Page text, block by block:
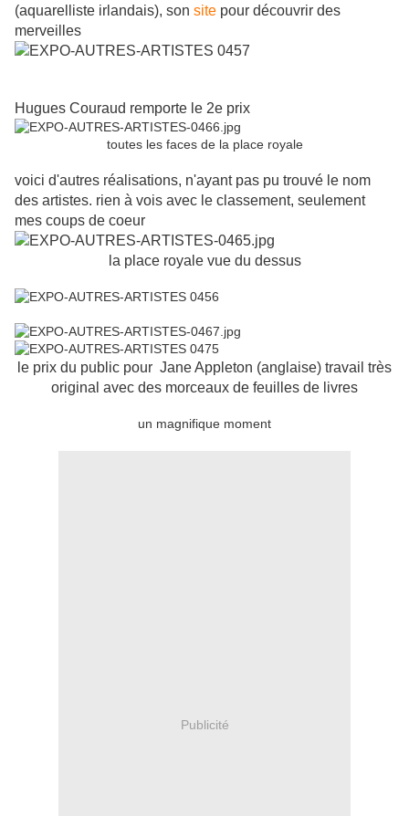
(aquarelliste irlandais), son site pour découvrir des
merveilles
Hugues Couraud remporte le 2e prix
toutes les faces de la place royale
voici d'autres réalisations, n'ayant pas pu trouvé le nom
des artistes. rien à vois avec le classement, seulement
mes coups de coeur
la place royale vue du dessus
le prix du public pour Jane Appleton (anglaise) travail très
original avec des morceaux de feuilles de livres
un magnifique moment
Publicité